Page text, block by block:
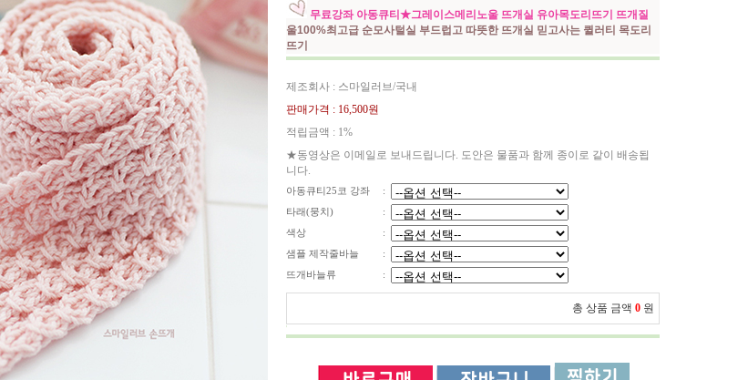
무료강좌 아동큐티★그레이스메리노울 뜨개실 유아목도리뜨기 뜨개질
울100%최고급 순모사털실 부드럽고 따뜻한 뜨개실 믿고사는 퀼러티 목도리
뜨기
제조회사 : 스마일러브/국내
판매가격 : 16,500원
적립금액 : 1%
★동영상은 이메일로 보내드립니다. 도안은 물품과 함께 종이로 같이 배송됩
니다.
아동큐티25코 강좌
:
타래(뭉치)
:
색상
:
샘플 제작줄바늘
:
뜨개바늘류
:
총 상품 금액 0 원